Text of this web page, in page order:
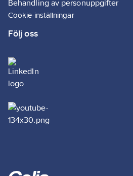
Behandling av personuppgifter
Cookie-inställningar
Följ oss